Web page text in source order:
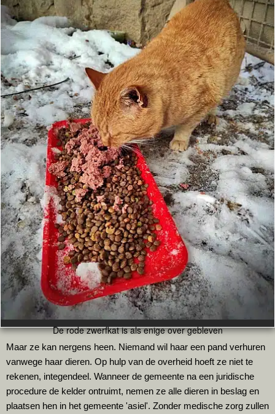
De rode zwerfkat is als enige over gebleven
Maar ze kan nergens heen. Niemand wil haar een pand verhuren
vanwege haar dieren. Op hulp van de overheid hoeft ze niet te
rekenen, integendeel. Wanneer de gemeente na een juridische
procedure de kelder ontruimt, nemen ze alle dieren in beslag en
plaatsen hen in het gemeente 'asiel'. Zonder medische zorg zullen